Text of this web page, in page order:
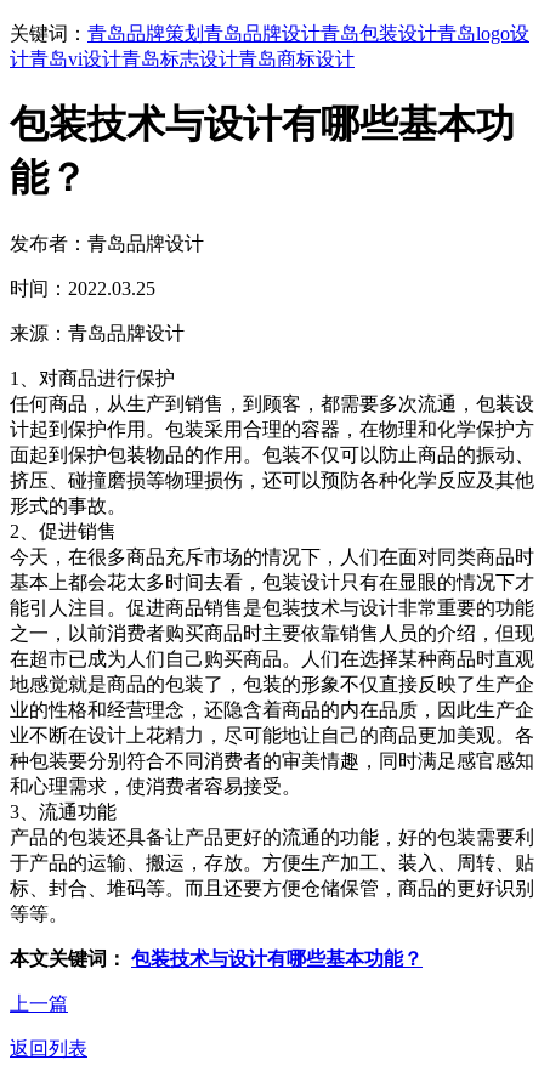
关键词： 青岛品牌策划 青岛品牌设计青岛包装设计青岛logo设
计青岛vi设计青岛标志设计青岛商标设计
包装技术与设计有哪些基本功
能？
发布者：青岛品牌设计
时间：2022.03.25
来源：青岛品牌设计
1、对商品进行保护
任何商品，从生产到销售，到顾客，都需要多次流通，包装设
计起到保护作用。包装采用合理的容器，在物理和化学保护方
面起到保护包装物品的作用。包装不仅可以防止商品的振动、
挤压、碰撞磨损等物理损伤，还可以预防各种化学反应及其他
形式的事故。
2、促进销售
今天，在很多商品充斥市场的情况下，人们在面对同类商品时
基本上都会花太多时间去看，包装设计只有在显眼的情况下才
能引人注目。促进商品销售是包装技术与设计非常重要的功能
之一，以前消费者购买商品时主要依靠销售人员的介绍，但现
在超市已成为人们自己购买商品。人们在选择某种商品时直观
地感觉就是商品的包装了，包装的形象不仅直接反映了生产企
业的性格和经营理念，还隐含着商品的内在品质，因此生产企
业不断在设计上花精力，尽可能地让自己的商品更加美观。各
种包装要分别符合不同消费者的审美情趣，同时满足感官感知
和心理需求，使消费者容易接受。
3、流通功能
产品的包装还具备让产品更好的流通的功能，好的包装需要利
于产品的运输、搬运，存放。方便生产加工、装入、周转、贴
标、封合、堆码等。而且还要方便仓储保管，商品的更好识别
等等。
本文关键词： 包装技术与设计有哪些基本功能？
上一篇
返回列表